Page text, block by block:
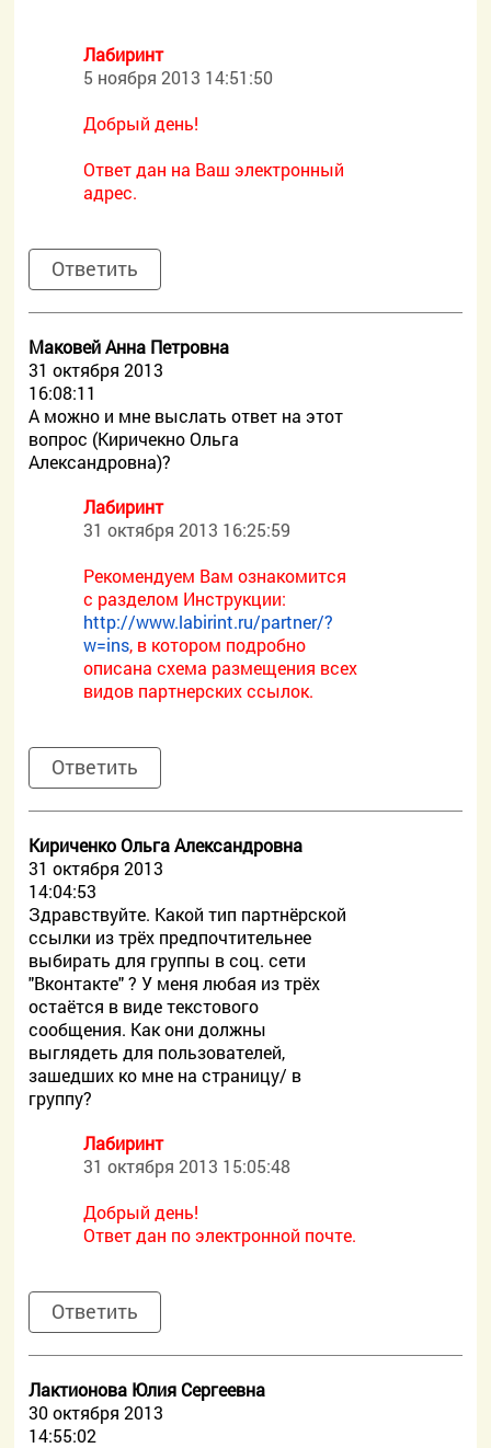
Лабиринт
5 ноября 2013 14:51:50
Добрый день!
Ответ дан на Ваш электронный
адрес.
Ответить
Маковей Анна Петровна
31 октября 2013
16:08:11
А можно и мне выслать ответ на этот
вопрос (Киричекно Ольга
Александровна)?
Лабиринт
31 октября 2013 16:25:59
Рекомендуем Вам ознакомится
с разделом Инструкции:
http://www.labirint.ru/partner/?
w=ins, в котором подробно
описана схема размещения всех
видов партнерских ссылок.
Ответить
Кириченко Ольга Александровна
31 октября 2013
14:04:53
Здравствуйте. Какой тип партнёрской
ссылки из трёх предпочтительнее
выбирать для группы в соц. сети
"Вконтакте" ? У меня любая из трёх
остаётся в виде текстового
сообщения. Как они должны
выглядеть для пользователей,
зашедших ко мне на страницу/ в
группу?
Лабиринт
31 октября 2013 15:05:48
Добрый день!
Ответ дан по электронной почте.
Ответить
Лактионова Юлия Сергеевна
30 октября 2013
14:55:02